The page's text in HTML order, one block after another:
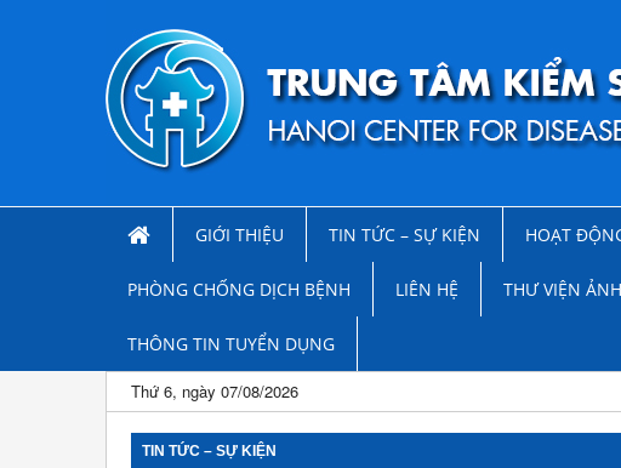
GIỚI THIỆU TIN TỨC – SỰ KIỆN HOẠT
PHÒNG CHỐNG DỊCH BỆNH LIÊN HỆ THƯ VIỆN ẢNH
THÔNG TIN TUYỂN DỤNG
Thứ 6, ngày 07/08/2026
TIN TỨC – SỰ KIỆN